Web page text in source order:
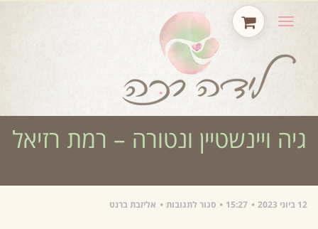
תפריט
גיה ויינשטיין ונטורה – רמת רזיאל
12 ביוני 2023 15:27 סגור לתגובות אליזבת ברנט